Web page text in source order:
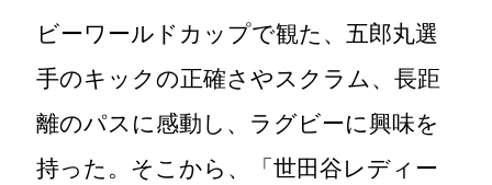
ビーワールドカップで観た、五郎丸選
手のキックの正確さやスクラム、長距
離のパスに感動し、ラグビーに興味を
持った。そこから、「世田谷レディー